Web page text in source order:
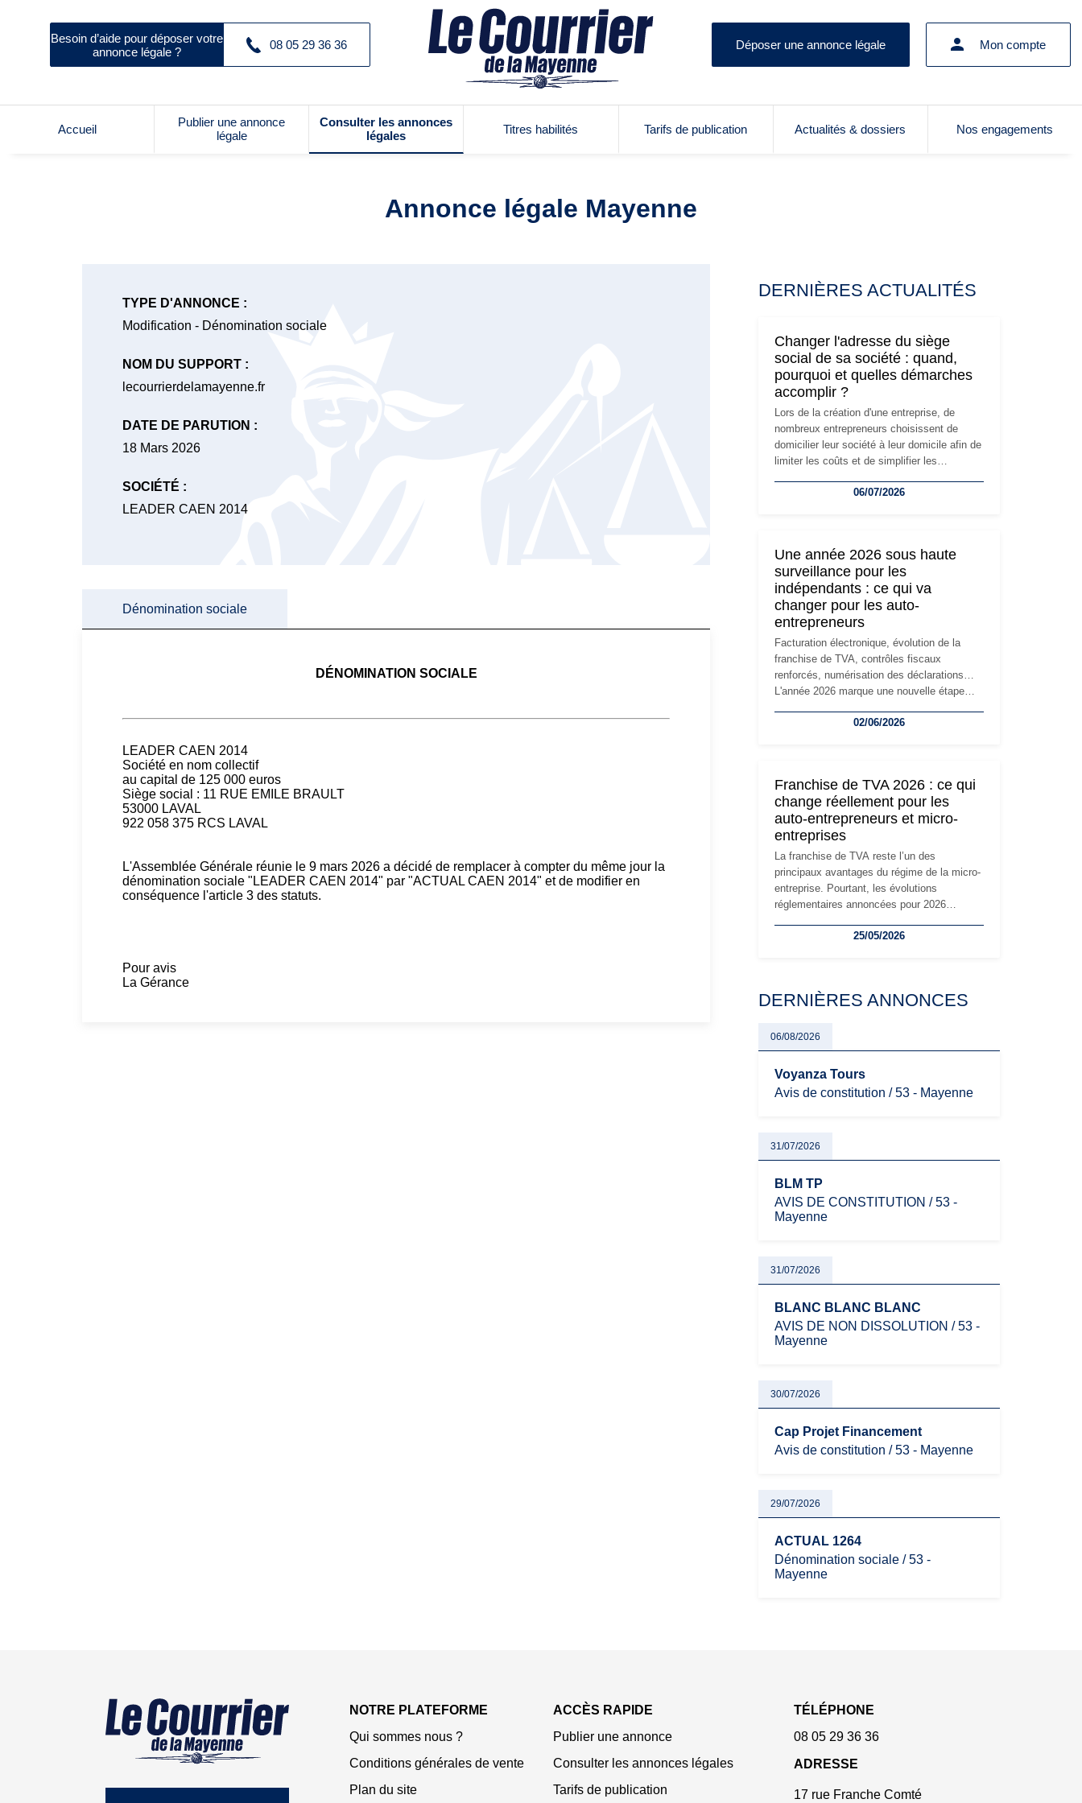
Besoin d’aide pour déposer votre
annonce légale ?
08 05 29 36 36 Déposer une annonce légale Mon compte
Accueil
Publier une annonce
légale
Consulter les annonces
légales
Titres habilités Tarifs de publication Actualités & dossiers Nos engagements
Annonce légale Mayenne
TYPE D'ANNONCE :
Modification - Dénomination sociale
NOM DU SUPPORT :
lecourrierdelamayenne.fr
DATE DE PARUTION :
18 Mars 2026
SOCIÉTÉ :
LEADER CAEN 2014
Dénomination sociale
DÉNOMINATION SOCIALE
LEADER CAEN 2014
Société en nom collectif
au capital de 125 000 euros
Siège social : 11 RUE EMILE BRAULT
53000 LAVAL
922 058 375 RCS LAVAL
L'Assemblée Générale réunie le 9 mars 2026 a décidé de remplacer à compter du même jour la
dénomination sociale "LEADER CAEN 2014" par "ACTUAL CAEN 2014" et de modifier en
conséquence l'article 3 des statuts.
Pour avis
La Gérance
DERNIÈRES ACTUALITÉS
Changer l'adresse du siège
social de sa société : quand,
pourquoi et quelles démarches
accomplir ?
Lors de la création d'une entreprise, de
nombreux entrepreneurs choisissent de
domicilier leur société à leur domicile afin de
limiter les coûts et de simplifier les
l'activité, cette solution peut rapidement
siège social répond souvent à une nouvelle
étape de la vie de l'entreprise et implique
plusieurs formalités obligatoires.
06/07/2026
Une année 2026 sous haute
surveillance pour les
indépendants : ce qui va
changer pour les auto-
entrepreneurs
Facturation électronique, évolution de la
franchise de TVA, contrôles fiscaux
renforcés, numérisation des déclarations…
L'année 2026 marque une nouvelle étape
travailleurs indépendants. Si le régime de la
réglementaire plus exigeant. Décryptage des
principaux changements et des précautions
à prendre pour éviter les mauvaises
surprises.
02/06/2026
Franchise de TVA 2026 : ce qui
change réellement pour les
auto-entrepreneurs et micro-
entreprises
La franchise de TVA reste l’un des
principaux avantages du régime de la micro-
entreprise. Pourtant, les évolutions
réglementaires annoncées pour 2026
les auto-entrepreneurs, artisans et
évoluent dans un contexte de contrôle
oblige les indépendants à rester
particulièrement vigilants.
25/05/2026
DERNIÈRES ANNONCES
06/08/2026
Voyanza Tours
Avis de constitution / 53 - Mayenne
31/07/2026
BLM TP
AVIS DE CONSTITUTION / 53 -
Mayenne
31/07/2026
BLANC BLANC BLANC
AVIS DE NON DISSOLUTION / 53 -
Mayenne
30/07/2026
Cap Projet Financement
Avis de constitution / 53 - Mayenne
29/07/2026
ACTUAL 1264
Dénomination sociale / 53 -
Mayenne
NOTRE PLATEFORME
Qui sommes nous ?
Conditions générales de vente
Plan du site
ACCÈS RAPIDE
Publier une annonce
Consulter les annonces légales
Tarifs de publication
TÉLÉPHONE
08 05 29 36 36
ADRESSE
17 rue Franche Comté